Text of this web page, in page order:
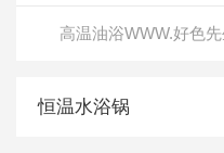
高温油浴WWW.好色先
恒温水浴锅